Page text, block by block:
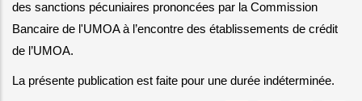
des sanctions pécuniaires prononcées par la Commission
Bancaire de l'UMOA à l’encontre des établissements de crédit
de l’UMOA.
La présente publication est faite pour une durée indéterminée.